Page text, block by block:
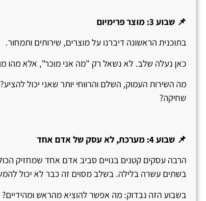
📌 שבוע 3: מוצר פרימיום
בתוכנית הראשונה דיברנו על מוצרים, שירותים ותמחור.
כאן נעלה שלב. לא נשאל רק "מה אני מוכר", אלא מהו
מה השירות העמוק, השלם והרווחי יותר שאני יכול
שחיקה?
📌 שבוע 4: מערכת, לא עסק של אדם אחד
הרבה עסקים קטנים בנויים סביב אדם אחד שמחזיק
בשתים עשרה בלילה. בשלב מסוים זה כבר לא יכול
בשבוע הזה נבדוק: מה אפשר להוציא מהראש ומהידיים?